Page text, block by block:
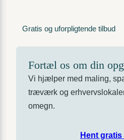
Gratis og uforpligtende tilbud
Fortæl os om din
Vi hjælper med maling,
træværk og
omegn.
Hent gratis